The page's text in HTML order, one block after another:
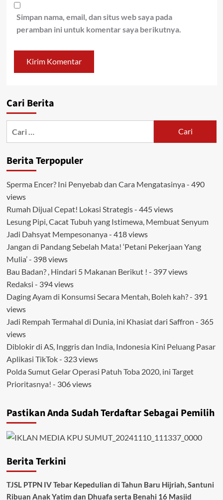
Simpan nama, email, dan situs web saya pada
peramban ini untuk komentar saya berikutnya.
Cari Berita
Berita Terpopuler
Sperma Encer? Ini Penyebab dan Cara Mengatasinya - 490
views
Rumah Dijual Cepat! Lokasi Strategis- 445 views
Lesung Pipi, Cacat Tubuh yang Istimewa, Membuat Senyum
Jadi Dahsyat Mempesonanya - 418 views
Jangan di Pandang Sebelah Mata! ‘Petani Pekerjaan Yang
Mulia’- 398 views
Bau Badan? , Hindari 5 Makanan Berikut ! - 397 views
Redaksi - 394 views
Daging Ayam di Konsumsi Secara Mentah, Boleh kah?- 391
views
Jadi Rempah Termahal di Dunia, ini Khasiat dari Saffron - 365
views
Diblokir di AS, Inggris dan India, Indonesia Kini Peluang Pasar
Aplikasi TikTok- 323 views
Polda Sumut Gelar Operasi Patuh Toba 2020, ini Target
Prioritasnya! - 306 views
Pastikan Anda Sudah Terdaftar Sebagai Pemilih
Berita Terkini
TJSL PTPN IV Tebar Kepedulian di Tahun Baru Hijriah, Santuni
Ribuan Anak Yatim dan Dhuafa serta Benahi 16 Masjid